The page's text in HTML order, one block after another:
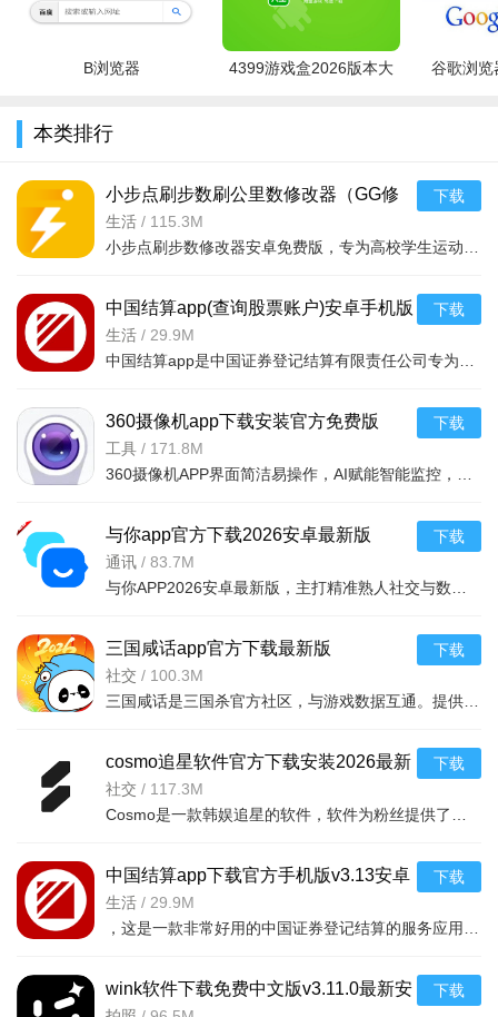
系，可以提供高性价比产品；所有套餐产品一口价0增项、保障环
保，消费者可以享受百安居品质保障
修”的承诺，保障消费者在装修后，依然能感受到百安居无微不至
的用心和关怀
4、免息分期付款：百安居与多家银行合作提供装修贷款，消
费者可按需要自由选择额度，解除资金顾虑，轻松实现家居梦想
软件亮点
1、能在线查看线上的装修图寻找装修灵感
2、用户可以直接在线查看线上的装修材料，详细了解
3、能直接在线下单，支付预约金，预约线上的装修师傅
5、管理面板汇聚全部功能，展示全部信息
B浏览器
4399游戏盒2026版本大
谷歌浏览
本类排行
小步点刷步数刷公里数修改器（GG修
改器）安卓免费版v2.6.5免费版
生活 / 115.3M
下载
中国结算app(查询股票账户)安卓手机版
v3.13 安卓最新版
生活 / 29.9M
下载
360摄像机app下载安装官方免费版
v8.4.8.8最新版
工具 / 171.8M
下载
与你app官方下载2026安卓最新版
v4.9.3安卓版
通讯 / 83.7M
下载
三国咸话app官方下载最新版
2026v7.6.0最新版
社交 / 100.3M
下载
cosmo追星软件官方下载安装2026最新
版v2.36.0安卓版
社交 / 117.3M
下载
中国结算app下载官方手机版v3.13安卓
版
生活 / 29.9M
下载
wink软件下载免费中文版v3.11.0最新安
下载